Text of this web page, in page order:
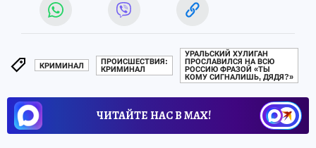
КРИМИНАЛ
ПРОИСШЕСТВИЯ:
КРИМИНАЛ
УРАЛЬСКИЙ ХУЛИГАН
ПРОСЛАВИЛСЯ НА ВСЮ
РОССИЮ ФРАЗОЙ «ТЫ
КОМУ СИГНАЛИШЬ, ДЯДЯ?»
ЧИТАЙТЕ НАС В МАХ!